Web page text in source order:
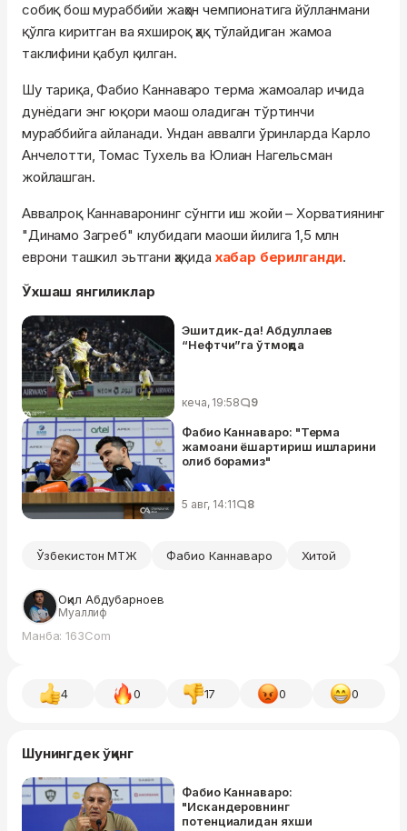
собиқ бош мураббийи жаҳон чемпионатига йўлланмани
қўлга киритган ва яхшироқ ҳақ тўлайдиган жамоа
таклифини қабул қилган.
Шу тариқа, Фабио Каннаваро терма жамоалар ичида
дунёдаги энг юқори маош оладиган тўртинчи
мураббийга айланади. Ундан аввалги ўринларда Карло
Анчелотти, Томас Тухель ва Юлиан Нагельсман
жойлашган.
Аввалроқ Каннаваронинг сўнгги иш жойи – Хорватиянинг
"Динамо Загреб" клубидаги маоши йилига 1,5 млн
еврони ташкил эьтгани ҳақида хабар берилганди.
Ўхшаш янгиликлар
Эшитдик-да! Абдуллаев
“Нефтчи”га ўтмоқда
кеча, 19:58 9
Фабио Каннаваро: "Терма
жамоани ёшартириш ишларини
олиб борамиз"
5 авг, 14:11 8
Ўзбекистон МТЖ Фабио Каннаваро Хитой
Оқил Абдубарноев
Муаллиф
Манба: 163Com
4 0 17 0 0
Шунингдек ўқинг
Фабио Каннаваро:
"Искандеровнинг
потенциалидан яхши